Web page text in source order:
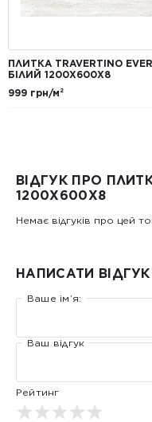
ПЛИТКА TRAVERTINO EVER
БІЛИЙ 1200Х600Х8
999 грн/м²
ВІДГУК ПРО
1200X600X8
Немає відгуків про цей
НАПИСАТИ ВІДГУК
Ваше ім’я:
Ваш відгук
Рейтинг